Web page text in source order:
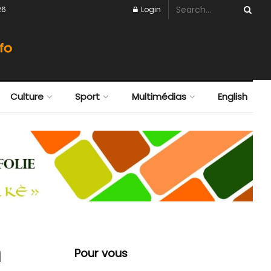
Login
Culture Sport Multimédias English
Pour vous